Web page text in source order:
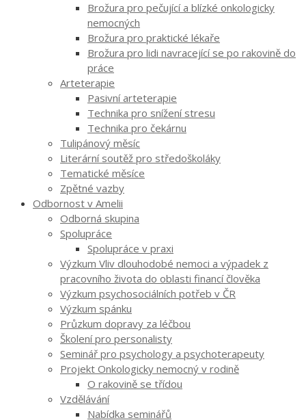
Brožura pro pečující a blízké onkologicky
nemocných
Brožura pro praktické lékaře
Brožura pro lidi navracející se po rakovině do
práce
Arteterapie
Pasivní arteterapie
Technika pro snížení stresu
Technika pro čekárnu
Tulipánový měsíc
Literární soutěž pro středoškoláky
Tematické měsíce
Zpětné vazby
Odbornost v Amelii
Odborná skupina
Spolupráce
Spolupráce v praxi
Výzkum Vliv dlouhodobé nemoci a výpadek z
pracovního života do oblasti financí člověka
Výzkum psychosociálních potřeb v ČR
Výzkum spánku
Průzkum dopravy za léčbou
Školení pro personalisty
Seminář pro psychology a psychoterapeuty
Projekt Onkologicky nemocný v rodině
O rakovině se třídou
Vzdělávání
Nabídka seminářů